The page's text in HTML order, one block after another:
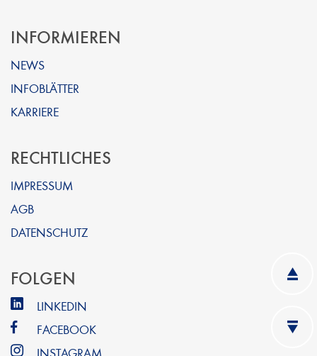
INFORMIEREN
NEWS
INFOBLÄTTER
KARRIERE
RECHTLICHES
IMPRESSUM
AGB
DATENSCHUTZ
FOLGEN
LINKEDIN
FACEBOOK
INSTAGRAM